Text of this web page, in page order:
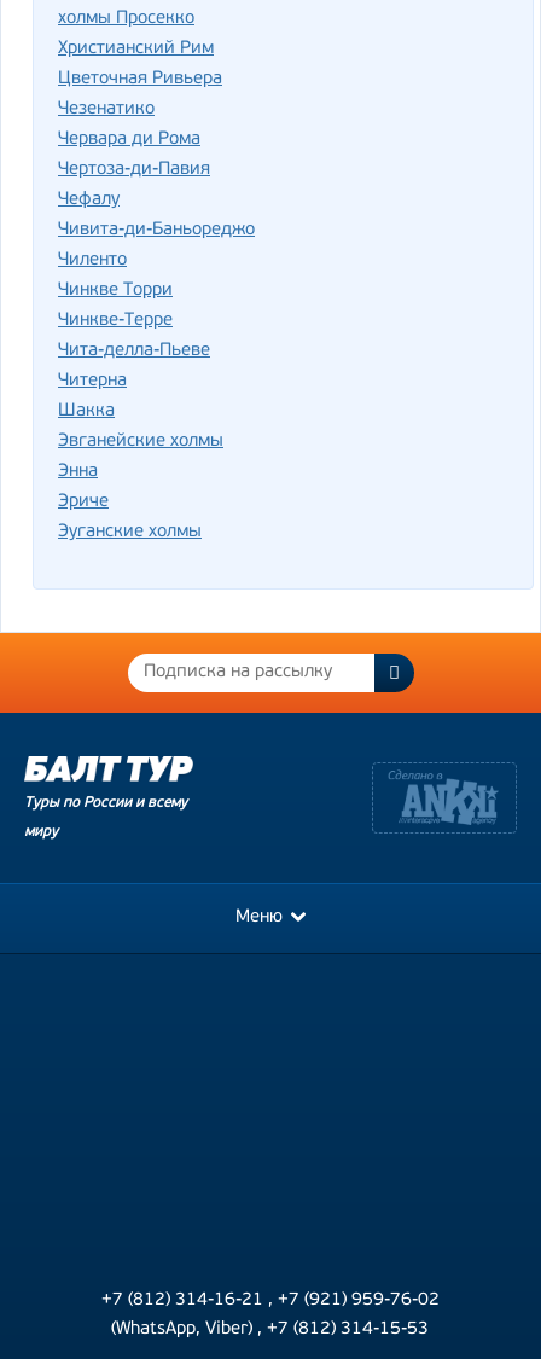
холмы Просекко
Христианский Рим
Цветочная Ривьера
Чезенатико
Червара ди Рома
Чертоза-ди-Павия
Чефалу
Чивита-ди-Баньореджо
Чиленто
Чинкве Торри
Чинкве-Терре
Чита-делла-Пьеве
Читерна
Шакка
Эвганейские холмы
Энна
Эриче
Эуганские холмы
Туры по России и всему
миру
Меню
+7 (812) 314-16-21 , +7 (921) 959-76-02
(WhatsApp, Viber) ,+7 (812) 314-15-53